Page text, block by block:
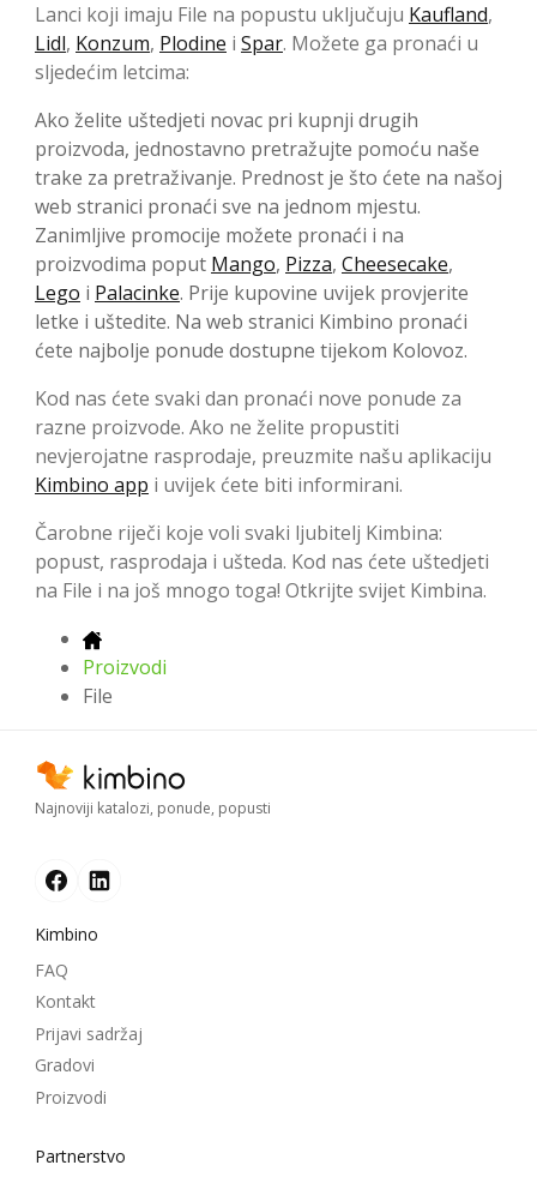
Lanci koji imaju File na popustu uključuju Kaufland,
Lidl, Konzum, Plodine i Spar. Možete ga pronaći u
sljedećim letcima:
Ako želite uštedjeti novac pri kupnji drugih
proizvoda, jednostavno pretražujte pomoću naše
trake za pretraživanje. Prednost je što ćete na našoj
web stranici pronaći sve na jednom mjestu.
Zanimljive promocije možete pronaći i na
proizvodima poput Mango, Pizza, Cheesecake,
Lego i Palacinke. Prije kupovine uvijek provjerite
letke i uštedite. Na web stranici Kimbino pronaći
ćete najbolje ponude dostupne tijekom Kolovoz.
Kod nas ćete svaki dan pronaći nove ponude za
razne proizvode. Ako ne želite propustiti
nevjerojatne rasprodaje, preuzmite našu aplikaciju
Kimbino app i uvijek ćete biti informirani.
Čarobne riječi koje voli svaki ljubitelj Kimbina:
popust, rasprodaja i ušteda. Kod nas ćete uštedjeti
na File i na još mnogo toga! Otkrijte svijet Kimbina.
Proizvodi
File
Najnoviji katalozi, ponude, popusti
Kimbino
FAQ
Kontakt
Prijavi sadržaj
Gradovi
Proizvodi
Partnerstvo